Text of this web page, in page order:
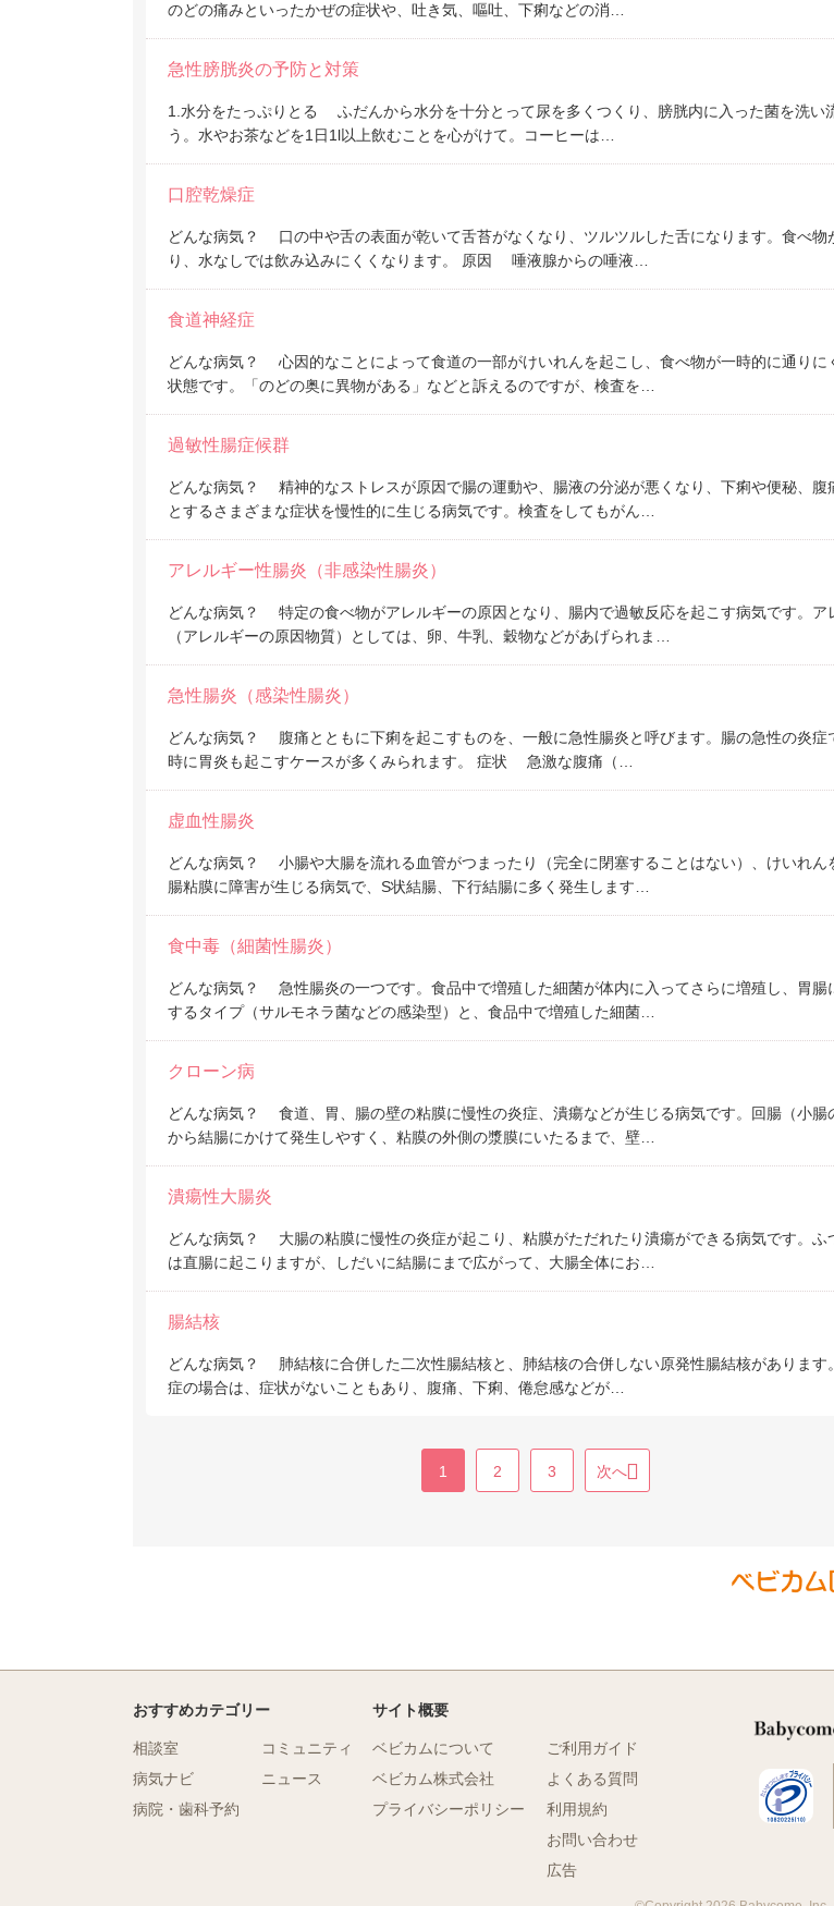
のどの痛みといったかぜの症状や、吐き気、嘔吐、下痢などの消…
急性膀胱炎の予防と対策
1.水分をたっぷりとる ふだんから水分を十分とって尿を多くつくり、膀胱内に入った菌を洗い
う。水やお茶などを1日1l以上飲むことを心がけて。コーヒーは…
口腔乾燥症
どんな病気？ 口の中や舌の表面が乾いて舌苔がなくなり、ツルツルした舌になります。食べ物
り、水なしでは飲み込みにくくなります。 原因 唾液腺からの唾液…
食道神経症
どんな病気？ 心因的なことによって食道の一部がけいれんを起こし、食べ物が一時的に通りに
状態です。「のどの奥に異物がある」などと訴えるのですが、検査を…
過敏性腸症候群
どんな病気？ 精神的なストレスが原因で腸の運動や、腸液の分泌が悪くなり、下痢や便秘、腹
とするさまざまな症状を慢性的に生じる病気です。検査をしてもがん…
アレルギー性腸炎（非感染性腸炎）
どんな病気？ 特定の食べ物がアレルギーの原因となり、腸内で過敏反応を起こす病気です。ア
（アレルギーの原因物質）としては、卵、牛乳、穀物などがあげられま…
急性腸炎（感染性腸炎）
どんな病気？ 腹痛とともに下痢を起こすものを、一般に急性腸炎と呼びます。腸の急性の炎症
時に胃炎も起こすケースが多くみられます。 症状 急激な腹痛（…
虚血性腸炎
どんな病気？ 小腸や大腸を流れる血管がつまったり（完全に閉塞することはない）、けいれん
腸粘膜に障害が生じる病気で、S状結腸、下行結腸に多く発生します…
食中毒（細菌性腸炎）
どんな病気？ 急性腸炎の一つです。食品中で増殖した細菌が体内に入ってさらに増殖し、胃腸
するタイプ（サルモネラ菌などの感染型）と、食品中で増殖した細菌…
クローン病
どんな病気？ 食道、胃、腸の壁の粘膜に慢性の炎症、潰瘍などが生じる病気です。回腸（小腸
から結腸にかけて発生しやすく、粘膜の外側の漿膜にいたるまで、壁…
潰瘍性大腸炎
どんな病気？ 大腸の粘膜に慢性の炎症が起こり、粘膜がただれたり潰瘍ができる病気です。ふ
は直腸に起こりますが、しだいに結腸にまで広がって、大腸全体にお…
腸結核
どんな病気？ 肺結核に合併した二次性腸結核と、肺結核の合併しない原発性腸結核がありま
症の場合は、症状がないこともあり、腹痛、下痢、倦怠感などが…
1 2 3 次へ
おすすめカテゴリー
相談室
病気ナビ
病院・歯科予約
コミュニティ
ニュース
サイト概要
ベビカムについて
ベビカム株式会社
プライバシーポリシー
ご利用ガイド
よくある質問
利用規約
お問い合わせ
広告